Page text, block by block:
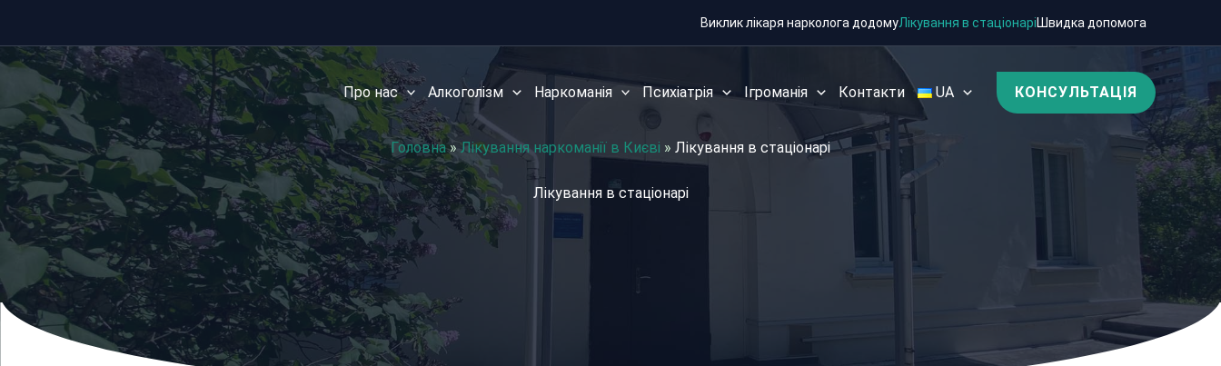
вмісту
Виклик лікаря нарколога додомуЛікування в стаціонаріШвидка допомога
Про нас Алкоголізм Наркоманія Психіатрія Ігроманія Контакти UA КОНСУЛЬТАЦІЯ
Головна»Лікування наркоманії в Києві » Лікування в стаціонарі
Лікування в стаціонарі